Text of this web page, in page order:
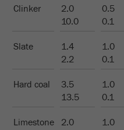
Propósito
1 día
Nombre _ym_d
Clinker
2.0
10.0
0.5
0.1
Slate
1.4
2.2
1.0
0.1
Hard coal
3.5
13.5
1.0
0.1
Limestone
2.0
1.0